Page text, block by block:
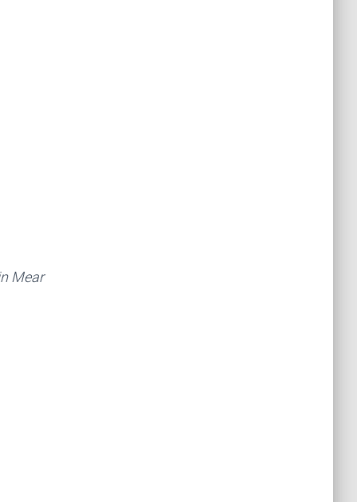
Mear